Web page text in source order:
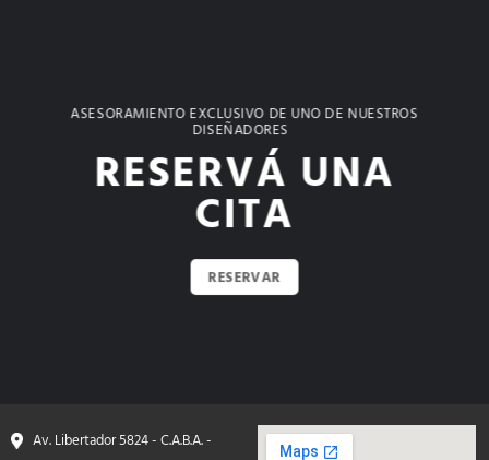
ASESORAMIENTO EXCLUSIVO DE UNO DE NUESTROS
DISEÑADORES
RESERVÁ UNA
CITA
RESERVAR
Av. Libertador 5824 - C.A.B.A. -